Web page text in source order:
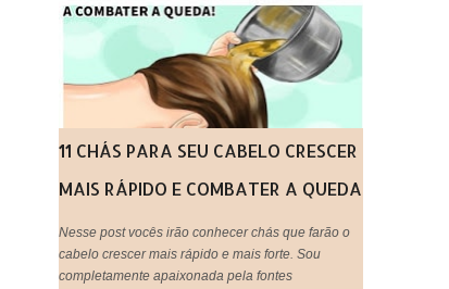
companheiros. Voltando ao assunto do Glicopan
pet, há alguns blogs que criticam e outros que
recomendam, respeito a opinião de cada um,
porém hoje estarei postando a minha opinião aqui,
que fique claro que este produto não foi criado
originalmente para ser usado em seres humanos e
muito menos em cabelos, portanto fica a critério de
cada um, decidir utilizar ou não!
11 CHÁS PARA SEU CABELO CRESCER
MAIS RÁPIDO E COMBATER A QUEDA
Nesse post vocês irão conhecer chás que farão o
cabelo crescer mais rápido e mais forte. Sou
completamente apaixonada pela fontes